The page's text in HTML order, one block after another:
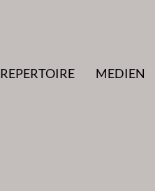
REPERTOIRE MEDIEN